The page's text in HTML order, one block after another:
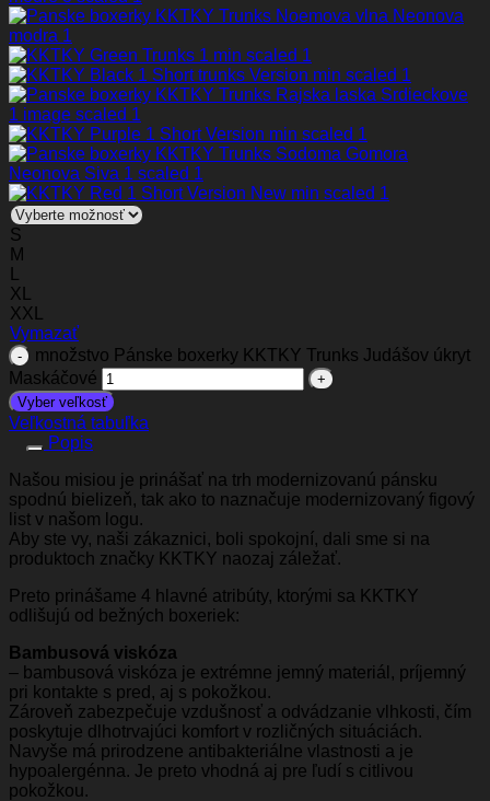
S
M
XL
XXL
Vymazať
množstvo Pánske boxerky KKTKY Trunks Judášov úkryt
Maskáčové
Vyber veľkosť
Veľkostná tabuľka
Popis
Našou misiou je prinášať na trh modernizovanú pánsku
spodnú bielizeň, tak ako to naznačuje modernizovaný figový
list v našom logu.
Aby ste vy, naši zákaznici, boli spokojní, dali sme si na
produktoch značky KKTKY naozaj záležať.
Preto prinášame 4 hlavné atribúty, ktorými sa KKTKY
odlišujú od bežných boxeriek:
Bambusová viskóza
– bambusová viskóza je extrémne jemný materiál, príjemný
pri kontakte s pred, aj s pokožkou.
Zároveň zabezpečuje vzdušnosť a odvádzanie vlhkosti, čím
poskytuje dlhotrvajúci komfort v rozličných situáciách.
Navyše má prirodzene antibakteriálne vlastnosti a je
hypoalergénna. Je preto vhodná aj pre ľudí s citlivou
pokožkou.